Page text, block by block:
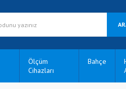
Ölçüm
Cihazları
Bahçe